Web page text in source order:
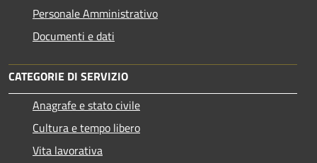
Personale Amministrativo
Documenti e dati
CATEGORIE DI SERVIZIO
Anagrafe e stato civile
Cultura e tempo libero
Vita lavorativa